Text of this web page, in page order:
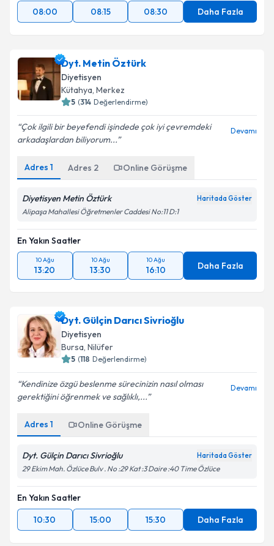
08:00
08:15 08:30 Daha Fazla
Dyt. Metin Öztürk
Diyetisyen
Kütahya, Merkez
5 (314 Değerlendirme)
Çok ilgili bir beyefendi işindede çok iyi çevremdeki
arkadaşlardan biliyorum...
Devamı
Adres 1 Adres 2 Online Görüşme
Diyetisyen Metin Öztürk Haritada Göster
Alipaşa Mahallesi Öğretmenler Caddesi No:11 D:1
En Yakın Saatler
10 Ağu
13:20
10 Ağu
13:30
10 Ağu
16:10 Daha Fazla
Dyt. Gülçin Darıcı Sivrioğlu
Diyetisyen
Bursa, Nilüfer
5 (118 Değerlendirme)
Kendinize özgü beslenme sürecinizin nasıl olması
gerektiğini öğrenmek ve sağlıklı,...
Devamı
Adres 1 Online Görüşme
Dyt. Gülçin Darıcı Sivrioğlu Haritada Göster
29 Ekim Mah. Özlüce Bulv . No :29 Kat :3 Daire :40 Time Özlüce
En Yakın Saatler
10:30
15:00 15:30 Daha Fazla